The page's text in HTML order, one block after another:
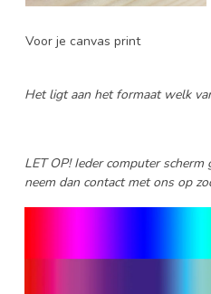
Voor je canvas print
Het ligt aan het formaat welk
LET OP! Ieder computer
neem dan contact met ons op